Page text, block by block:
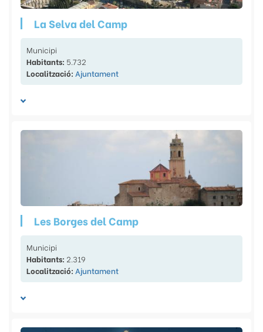
La Selva del Camp
Municipi
Habitants: 5.732
Localització: Ajuntament
Les Borges del Camp
Municipi
Habitants: 2.319
Localització: Ajuntament